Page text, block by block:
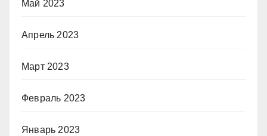
Май 2023
Апрель 2023
Март 2023
Февраль 2023
Январь 2023